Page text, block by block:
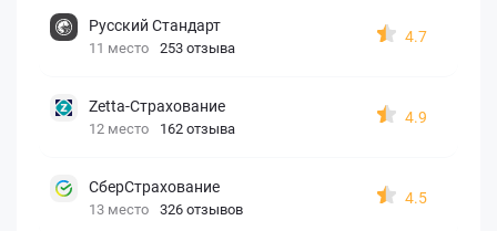
Русский Стандарт
11 место 253 отзыва
4.7
Zetta-Страхование
12 место 162 отзыва
4.9
СберСтрахование
13 место 326 отзывов
4.5